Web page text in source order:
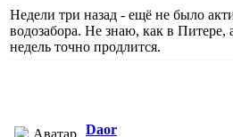
Недели три назад - ещё не было
водозабора. Не знаю, как в
недель точно продлится.
Daor